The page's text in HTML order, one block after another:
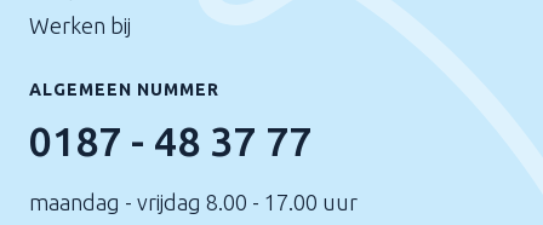
Werken bij
ALGEMEEN NUMMER
0187 - 48 37 77
maandag - vrijdag 8.00 - 17.00 uur